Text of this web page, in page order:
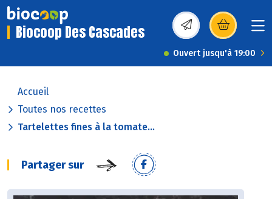
Biocoop Des Cascades (s’ouvre dans une
Ouvert jusqu'à 19:00
Accueil
Toutes nos recettes
Tartelettes fines à la tomate...
Partager sur